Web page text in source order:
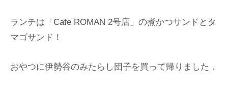
ランチは「Cafe ROMAN 2号店」の煮かつサンドとタ
マゴサンド！
おやつに伊勢谷のみたらし団子を買って帰りました．